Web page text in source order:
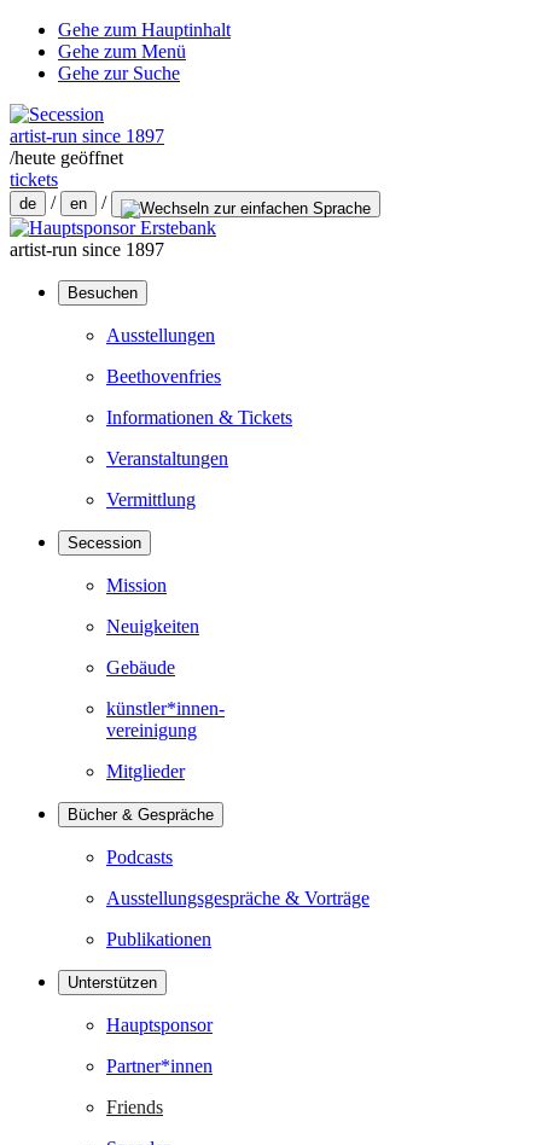
Gehe zum Hauptinhalt
Gehe zum Menü
Gehe zur Suche
artist-run since 1897
/heute geöffnet
tickets
de / en /
artist-run since 1897
Besuchen
Ausstellungen
Beethovenfries
Informationen & Tickets
Veranstaltungen
Vermittlung
Secession
Mission
Neuigkeiten
Gebäude
künstler*innen-
vereinigung
Mitglieder
Bücher & Gespräche
Podcasts
Ausstellungsgespräche & Vorträge
Publikationen
Unterstützen
Hauptsponsor
Partner*innen
Friends